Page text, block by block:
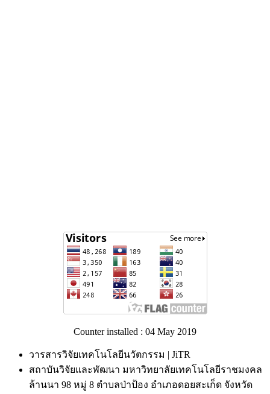
Counter installed : 04 May 2019
วารสารวิจัยเทคโนโลยีนวัตกรรม | JiTR
สถาบันวิจัยและพัฒนา มหาวิทยาลัยเทคโนโลยีราชมงคล
ล้านนา 98 หมู่ 8 ตำบลป่าป้อง อำเภอดอยสะเก็ด จังหวัด